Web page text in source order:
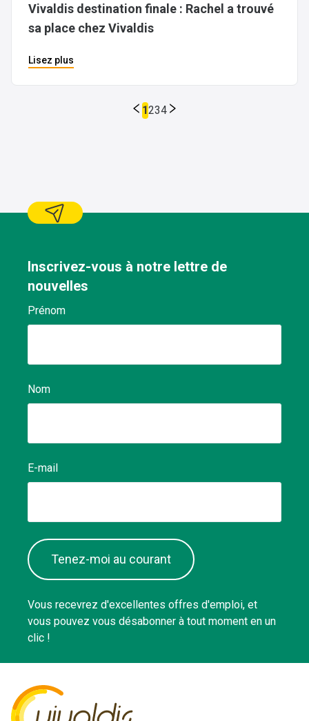
Vivaldis destination finale : Rachel a trouvé
sa place chez Vivaldis
Lisez plus
1234
Inscrivez-vous à notre lettre de
nouvelles
Prénom
Nom
E-mail
Tenez-moi au courant
Vous recevrez d'excellentes offres d'emploi, et
vous pouvez vous désabonner à tout moment en un
clic !